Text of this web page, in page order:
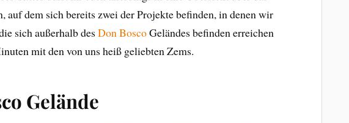
auf dem sich bereits zwei der Projekte befinden, in denen wir
sich außerhalb desDon BoscoGeländes befinden erreichen
mit den von uns heiß geliebten Zems.
Gelände